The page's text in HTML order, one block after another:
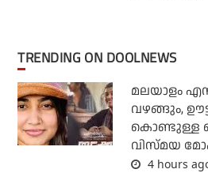
TRENDING ON DOOLNEWS
മലയാളം
വഴങ്ങും,
കൊണ്ടുള്ള
വിസ്മയ
4 hours